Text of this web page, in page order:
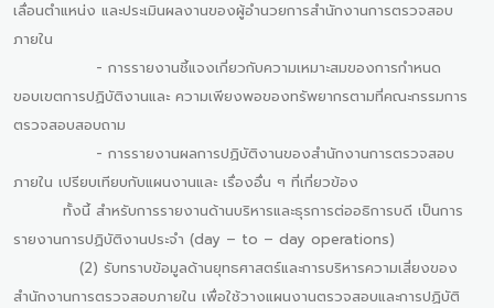
เลื่อนตำแหน่ง และประเมินผลงานของผู้อำนวยการสำนักงานการตรวจสอบ
ภายใน
- การรายงานชี้แจงเกี่ยวกับความเหมาะสมของการกำหนด
ขอบเขตการปฏิบัติงานและ ความเพียงพอของทรัพยากรตามที่คณะกรรมการ
ตรวจสอบสอบถาม
- การรายงานผลการปฏิบัติงานของสำนักงานการตรวจสอบ
ภายใน เปรียบเทียบกับแผนงานและ เรื่องอื่น ๆ ที่เกี่ยวข้อง
ทั้งนี้ สำหรับการรายงานด้านบริหารและธุรการต่ออธิการบดี เป็นการ
รายงานการปฏิบัติงานประจำ (day – to – day operations)
(2) รับทราบข้อมูลด้านยุทธศาสตร์และการบริหารความเสี่ยงของ
สำนักงานการตรวจสอบภายใน เพื่อใช้วางแผนงานตรวจสอบและการปฏิบัติ